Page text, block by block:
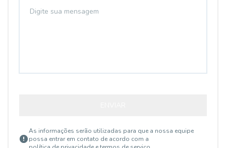
As informações serão utilizadas para que a nossa equipe
possa entrar em contato de acordo com a